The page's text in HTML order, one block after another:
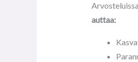
auttaa: